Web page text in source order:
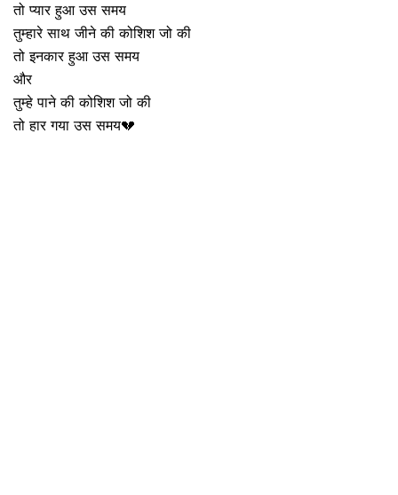
तो प्यार हुआ उस समय
तुम्हारे साथ जीने की कोशिश जो की
तो इनकार हुआ उस समय
और
तुम्हे पाने की कोशिश जो की
तो हार गया उस समय💔